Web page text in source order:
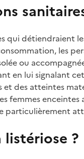
qui détiendraient
les
ou
en lui signalant
des atteintes
femmes
particulièrement
listériose ?